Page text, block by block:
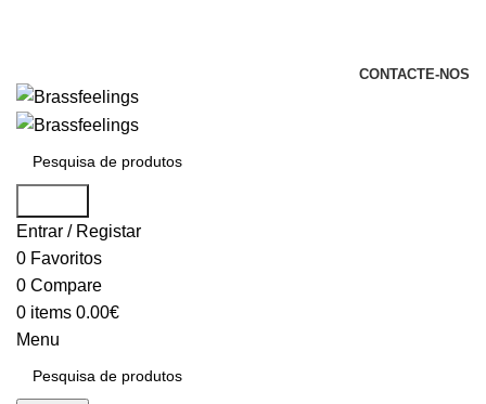
CONTACTE-NOS
Entrar / Registar
0 Favoritos
0 Compare
0 items 0.00€
Menu